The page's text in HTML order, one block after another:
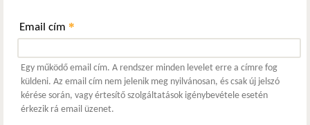
Email cím *
Egy működő email cím. A rendszer minden levelet erre a címre fog
küldeni. Az email cím nem jelenik meg nyilvánosan, és csak új jelszó
kérése során, vagy értesítő szolgáltatások igénybevétele esetén
érkezik rá email üzenet.